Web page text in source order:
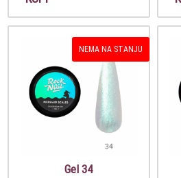
NEMA NA STANJU
Gel 34